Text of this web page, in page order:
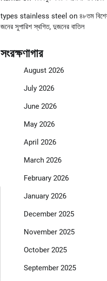
types stainless steel on ৪৮তম
জনের সুপারিশ স্থগিত, দুজনের বাতিল
সংরক্ষণাগার
August 2026
July 2026
June 2026
May 2026
April 2026
March 2026
February 2026
January 2026
December 2025
November 2025
October 2025
September 2025